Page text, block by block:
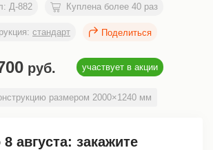
Д-882 Куплена более 40 раз
стандарт
руб. участвует в акции
размером 2000×1240 мм
8 августа: закажите